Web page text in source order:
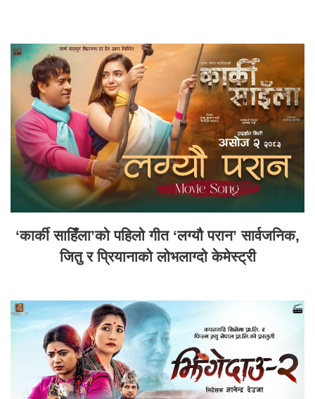
‘कार्की साहिँला’को पहिलो गीत ‘लग्यौ परान’ सार्वजनिक,
जितु र प्रियानाको लोभलाग्दो केमेस्ट्री